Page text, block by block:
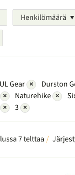
Henkilömäärä
Gear × Durston
× Naturehike ×
× 3 ×
7 telttaa